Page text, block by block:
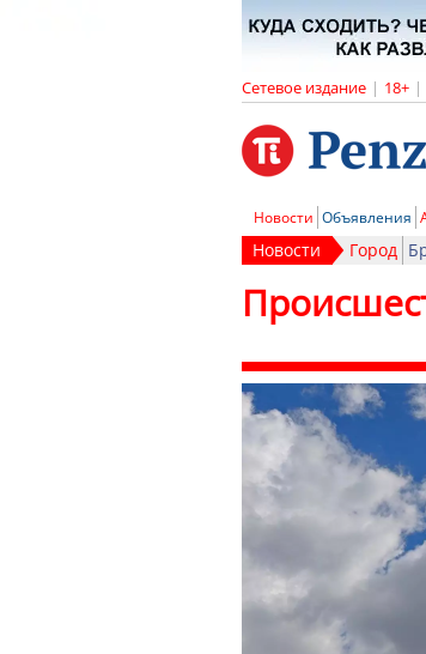
Сетевое издание | 18+ |
Новости Объявления
Новости Город